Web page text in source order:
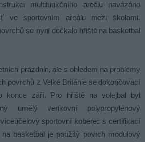
multifunkčního areálu navázáno
ve sportovním areálu mezi školami.
se nyní dočkalo hřiště na basketbal
prázdnin, ale s ohledem na problémy
povrchů z Velké Británie se dokončovací
konce září. Pro hřiště na volejbal byl
umělý venkovní polypropylénový
sportovní koberec s certifikací
basketbal je použitý povrch modulový